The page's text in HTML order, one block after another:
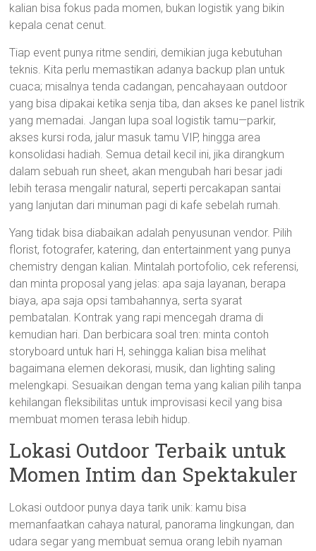
kalian bisa fokus pada momen, bukan logistik yang bikin
kepala cenat cenut.
Tiap event punya ritme sendiri, demikian juga kebutuhan
teknis. Kita perlu memastikan adanya backup plan untuk
cuaca; misalnya tenda cadangan, pencahayaan outdoor
yang bisa dipakai ketika senja tiba, dan akses ke panel listrik
yang memadai. Jangan lupa soal logistik tamu—parkir,
akses kursi roda, jalur masuk tamu VIP, hingga area
konsolidasi hadiah. Semua detail kecil ini, jika dirangkum
dalam sebuah run sheet, akan mengubah hari besar jadi
lebih terasa mengalir natural, seperti percakapan santai
yang lanjutan dari minuman pagi di kafe sebelah rumah.
Yang tidak bisa diabaikan adalah penyusunan vendor. Pilih
florist, fotografer, katering, dan entertainment yang punya
chemistry dengan kalian. Mintalah portofolio, cek referensi,
dan minta proposal yang jelas: apa saja layanan, berapa
biaya, apa saja opsi tambahannya, serta syarat
pembatalan. Kontrak yang rapi mencegah drama di
kemudian hari. Dan berbicara soal tren: minta contoh
storyboard untuk hari H, sehingga kalian bisa melihat
bagaimana elemen dekorasi, musik, dan lighting saling
melengkapi. Sesuaikan dengan tema yang kalian pilih tanpa
kehilangan fleksibilitas untuk improvisasi kecil yang bisa
membuat momen terasa lebih hidup.
Lokasi Outdoor Terbaik untuk
Momen Intim dan Spektakuler
Lokasi outdoor punya daya tarik unik: kamu bisa
memanfaatkan cahaya natural, panorama lingkungan, dan
udara segar yang membuat semua orang lebih nyaman